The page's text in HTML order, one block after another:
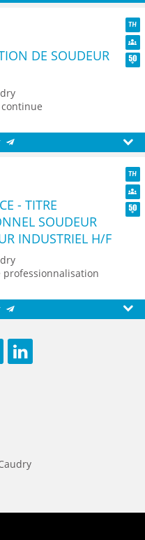
TH
DE SOUDEUR
TH
- TITRE
SOUDEUR
INDUSTRIEL H/F
professionnalisation